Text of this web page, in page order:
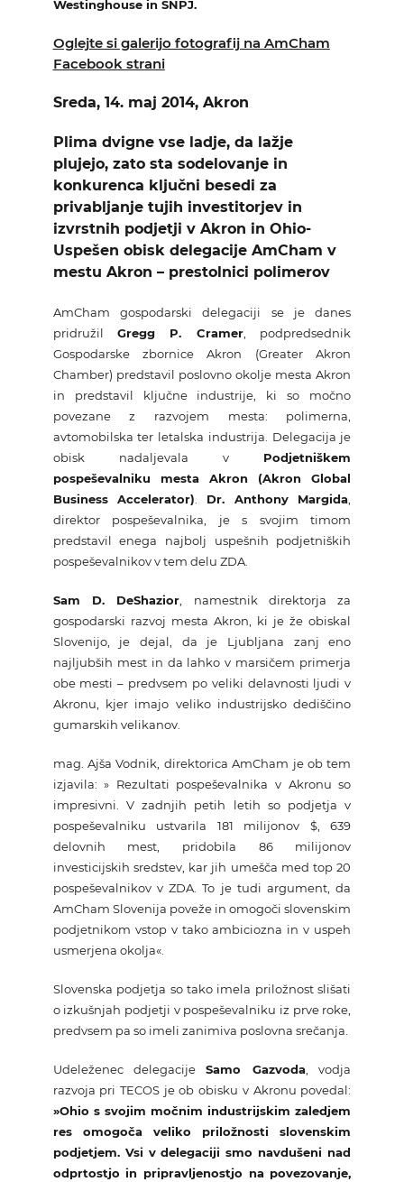
Westinghouse in SNPJ.
Oglejte si galerijo fotografij na AmCham
Facebook strani
Sreda, 14. maj 2014, Akron
Plima dvigne vse ladje, da lažje
plujejo, zato sta sodelovanje in
konkurenca ključni besedi za
privabljanje tujih investitorjev in
izvrstnih podjetji v Akron in Ohio-
Uspešen obisk delegacije AmCham v
mestu Akron – prestolnici polimerov
AmCham gospodarski delegaciji se je danes
pridružilGregg P. Cramer, podpredsednik
Gospodarske zbornice Akron (Greater Akron
Chamber) predstavil poslovno okolje mesta Akron
in predstavil ključne industrije, ki so močno
povezane z razvojem mesta: polimerna,
avtomobilska ter letalska industrija. Delegacija je
obisk nadaljevala v Podjetniškem
pospeševalniku mesta Akron (Akron Global
Business Accelerator)
Dr. Anthony Margida
direktor pospeševalnika, je s svojim timom
predstavil enega najbolj uspešnih podjetniških
pospeševalnikov v tem delu ZDA.
Sam D. DeShazior , namestnik direktorja za
gospodarski razvoj mesta Akron, ki je že obiskal
Slovenijo, je dejal, da je Ljubljana zanj eno
najljubših mest in da lahko v marsičem primerja
obe mesti – predvsem po veliki delavnosti ljudi v
Akronu, kjer imajo veliko industrijsko dediščino
gumarskih velikanov.
mag. Ajša Vodnik, direktorica AmCham je ob tem
izjavila: » Rezultati pospeševalnika v Akronu so
impresivni. V zadnjih petih letih so podjetja v
pospeševalniku ustvarila 181 milijonov $, 639
delovnih mest, pridobila 86 milijonov
investicijskih sredstev, kar jih umešča med top 20
pospeševalnikov v ZDA. To je tudi argument, da
AmCham Slovenija poveže in omogoči slovenskim
podjetnikom vstop v tako ambiciozna in v uspeh
usmerjena okolja«.
Slovenska podjetja so tako imela priložnost slišati
o izkušnjah podjetji v pospeševalniku iz prve roke,
predvsem pa so imeli zanimiva poslovna srečanja.
Udeleženec delegacijeSamo Gazvoda, vodja
razvoja pri TECOS je ob obisku v Akronu povedal:
»Ohio s svojim močnim industrijskim zaledjem
res omogoča veliko priložnosti slovenskim
podjetjem. Vsi v delegaciji smo navdušeni nad
odprtostjo in pripravljenostjo na povezovanje,